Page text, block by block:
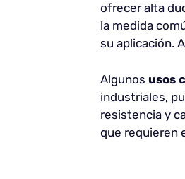
ofrecer alta
la medida
su aplicación.
Algunos usos
industriales,
resistencia y
que requieren